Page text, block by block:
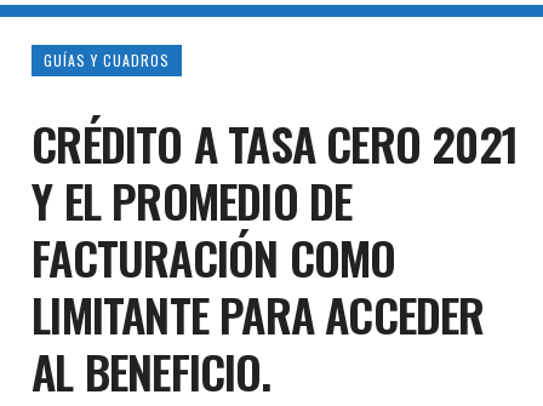
GUÍAS Y CUADROS
CRÉDITO A TASA CERO 2021
Y EL PROMEDIO DE
FACTURACIÓN COMO
LIMITANTE PARA ACCEDER
AL BENEFICIO.